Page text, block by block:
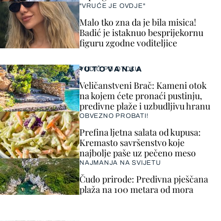
"VRUĆE JE OVDJE"
Malo tko zna da je bila misica!
Badić je istaknuo besprijekornu
figuru zgodne voditeljice
PUTOVANJA
VODIČ PO OTOKU
Veličanstveni Brač: Kameni otok
na kojem ćete pronaći pustinju,
predivne plaže i uzbudljivu hranu
OBVEZNO PROBATI!
Prefina ljetna salata od kupusa:
Kremasto savršenstvo koje
najbolje paše uz pečeno meso
NAJMANJA NA SVIJETU
Čudo prirode: Predivna pješčana
plaža na 100 metara od mora